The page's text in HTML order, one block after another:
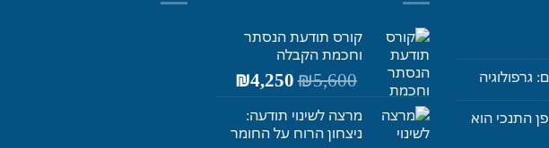
גרפולוגיה
התנכי הוא
קורס תודעת הנסתר
וחכמת הקבלה
₪5,600
המחיר
המקורי
היה:
₪5,600.
₪4,250
₪4,250.
מרצה לשינוי תודעה:
ניצחון הרוח על החומר